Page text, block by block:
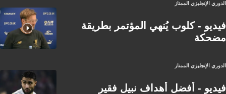
الدوري الإنجليزي الممتاز
فيديو - كلوب يُنهي المؤتمر بطريقة
مضحكة
الدوري الإنجليزي الممتاز
فيديو - أفضل أهداف نبيل فقير